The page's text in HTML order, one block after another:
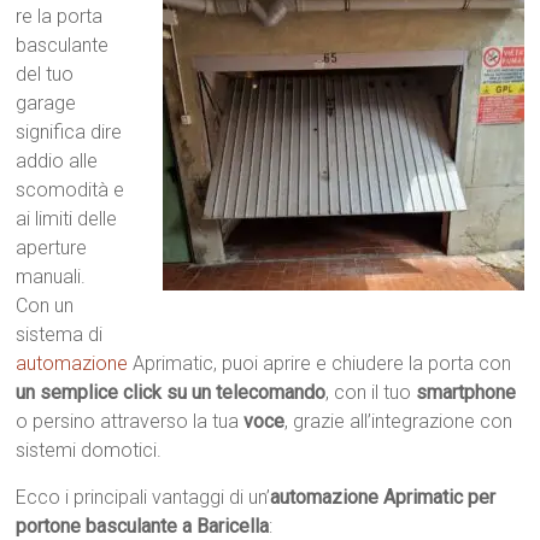
re la porta
basculante
del tuo
garage
significa dire
addio alle
scomodità e
ai limiti delle
aperture
manuali.
Con un
sistema di
automazione Aprimatic, puoi aprire e chiudere la porta con
un semplice click su un telecomando, con il tuo smartphone
o persino attraverso la tuavoce, grazie all’integrazione con
sistemi domotici.
Ecco i principali vantaggi di un’automazione Aprimatic per
portone basculante a Baricella: